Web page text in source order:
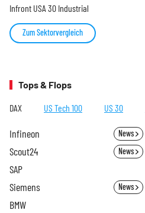
Infront USA 30 Industrial
Zum Sektorvergleich
Tops & Flops
DAX US Tech 100 US 30
Infineon News
Scout24 News
SAP
Siemens News
BMW